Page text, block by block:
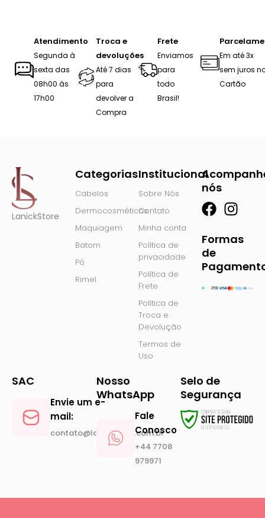
Atendimento
Segunda à
sexta das
08h00 às
17h00
Troca e
devoluções
Até 7 dias
para
devolver a
Compra
Frete
Enviamos
para
todo
Brasil!
Em até 3x
sem juros
Cartão
LanickStore
Categorias
Cabelos
Dermocosméticos
Maquiagem
Batom
Pó
Rimel
Institucional
Sobre Nós
Contato
Minha conta
Política de
privacidade
Política de
Frete
Política de
Troca e
Devolução
Termos de
Uso
nós
F
c
e
b
o
I
s
a
g
r
Formas
de
SAC
Envie um e-
mail:
contato@lanickstore.com.br
Nosso
WhatsApp
Fale
Conosco
+44 7708
979971
Selo de
Segurança